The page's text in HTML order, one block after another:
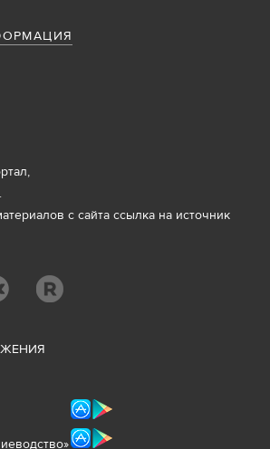
с сайта ссылка на источник
во»